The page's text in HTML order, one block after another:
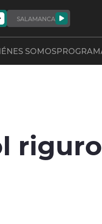
SALAMANCA
SOMOS